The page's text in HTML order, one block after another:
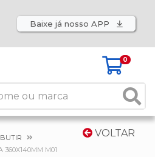
Baixe já nosso APP
0
VOLTAR
360X140MM M01